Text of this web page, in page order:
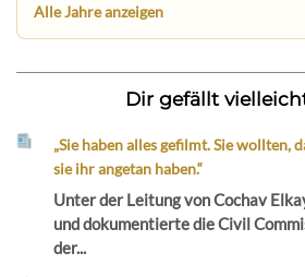
Alle Jahre anzeigen
Dir gefällt
„Sie haben alles gefilmt. Sie wollten,
sie ihr angetan haben.“
Unter der Leitung von Cochav
und dokumentierte die Civil
der...